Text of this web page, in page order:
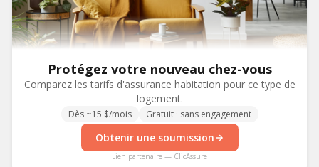
Protégez votre nouveau chez-vous
Comparez les tarifs d'assurance habitation pour ce type de
logement.
Dès ~15 $/mois Gratuit · sans engagement
Obtenir une soumission
Lien partenaire — ClicAssure